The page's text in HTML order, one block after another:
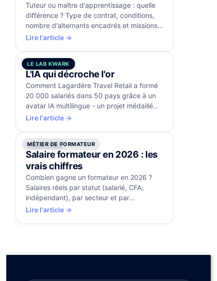
Tuteur ou maître d'apprentissage : quelle
différence ? Type de contrat, conditions,
nombre d'alternants encadrés et missions
comparés, avec la certification RS5515.
Lire l'article →
LE LAB KWARK
5 août 2026
L'IA qui décroche l'or
Comment Lagardère Travel Retail a formé
20 000 salariés dans 50 pays grâce à un
avatar IA multilingue - un projet médaillé
d'or aux Brandon Hall Awards.
Lire l'article →
MÉTIER DE FORMATEUR
4 août 2026
Salaire formateur en 2026 : les
vrais chiffres
Combien gagne un formateur en 2026 ?
Salaires réels par statut (salarié, CFA,
indépendant), par secteur et par
expérience, et les leviers pour progresser.
Lire l'article →